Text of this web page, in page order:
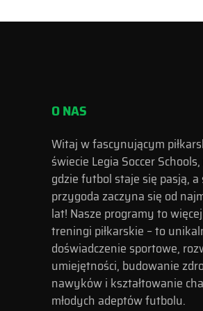
O NAS
Witaj w fascynującym
świecie Legia Soccer
gdzie futbol staje się pasją,
przygoda zaczyna się od
lat! Nasze programy to
treningi piłkarskie – to
doświadczenie sportowe,
umiejętności, budowanie
nawyków i kształtowanie
młodych adeptów futbolu.